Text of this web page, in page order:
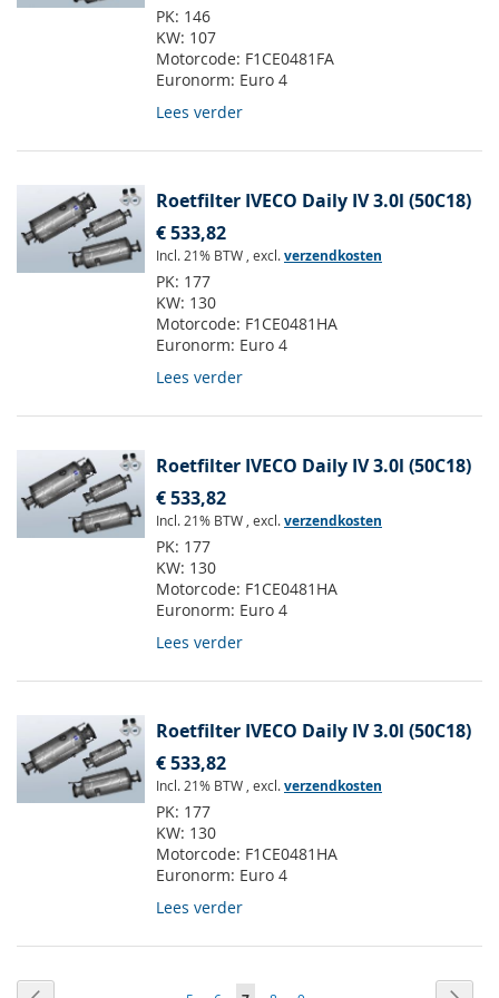
PK: 146
KW: 107
Motorcode: F1CE0481FA
Euronorm: Euro 4
Lees verder
Roetfilter IVECO Daily IV 3.0l (50C18)
€ 533,82
Incl. 21% BTW , excl.verzendkosten
PK: 177
KW: 130
Motorcode: F1CE0481HA
Euronorm: Euro 4
Lees verder
Roetfilter IVECO Daily IV 3.0l (50C18)
€ 533,82
Incl. 21% BTW , excl.verzendkosten
PK: 177
KW: 130
Motorcode: F1CE0481HA
Euronorm: Euro 4
Lees verder
Roetfilter IVECO Daily IV 3.0l (50C18)
€ 533,82
Incl. 21% BTW , excl.verzendkosten
PK: 177
KW: 130
Motorcode: F1CE0481HA
Euronorm: Euro 4
Lees verder
Pagina